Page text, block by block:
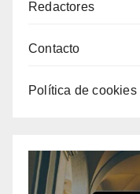
Redactores
Contacto
Política de cookies